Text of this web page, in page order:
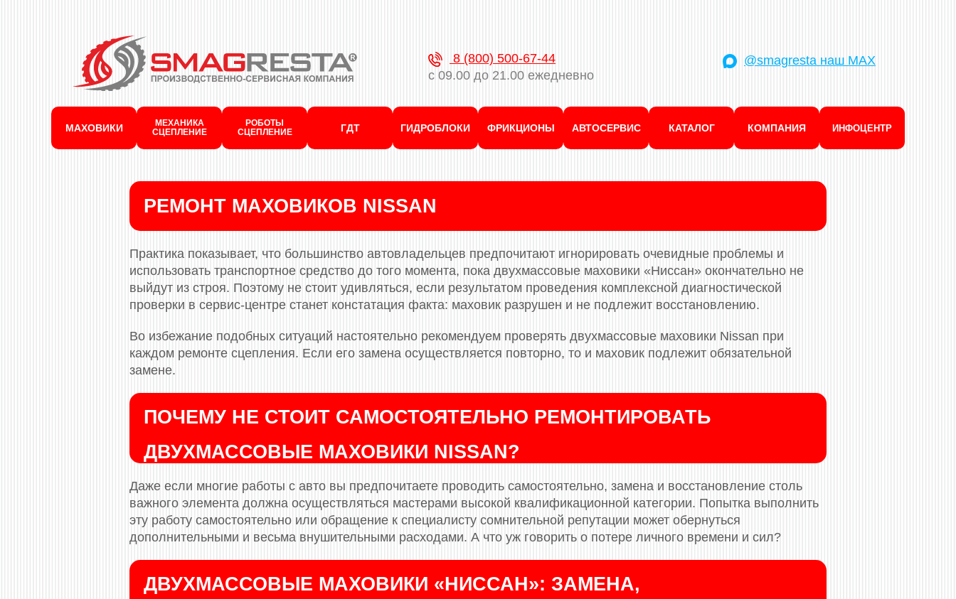
8 (800) 500-67-44
с 09.00 до 21.00 ежедневно
@smagresta наш MAX
МАХОВИКИ
МЕХАНИКА
СЦЕПЛЕНИЕ
РОБОТЫ
СЦЕПЛЕНИЕ
ГДТ ГИДРОБЛОКИ ФРИКЦИОНЫ АВТОСЕРВИС КАТАЛОГ КОМПАНИЯ ИНФОЦЕНТР
РЕМОНТ МАХОВИКОВ NISSAN
Практика показывает, что большинство автовладельцев предпочитают игнорировать очевидные проблемы и
использовать транспортное средство до того момента, пока двухмассовые маховики «Ниссан» окончательно не
выйдут из строя. Поэтому не стоит удивляться, если результатом проведения комплексной диагностической
проверки в сервис-центре станет констатация факта: маховик разрушен и не подлежит восстановлению.
Во избежание подобных ситуаций настоятельно рекомендуем проверять двухмассовые маховики Nissan при
каждом ремонте сцепления. Если его замена осуществляется повторно, то и маховик подлежит обязательной
замене.
ПОЧЕМУ НЕ СТОИТ САМОСТОЯТЕЛЬНО РЕМОНТИРОВАТЬ
ДВУХМАССОВЫЕ МАХОВИКИ NISSAN?
Даже если многие работы с авто вы предпочитаете проводить самостоятельно, замена и восстановление столь
важного элемента должна осуществляться мастерами высокой квалификационной категории. Попытка выполнить
эту работу самостоятельно или обращение к специалисту сомнительной репутации может обернуться
дополнительными и весьма внушительными расходами. А что уж говорить о потере личного времени и сил?
ДВУХМАССОВЫЕ МАХОВИКИ «НИССАН»: ЗАМЕНА,